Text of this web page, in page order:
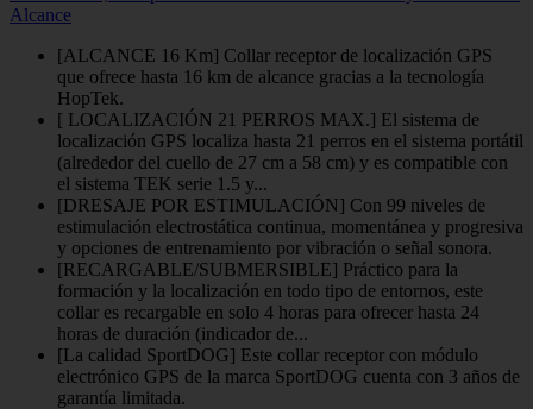
Alcance
[ALCANCE 16 Km] Collar receptor de localización GPS
que ofrece hasta 16 km de alcance gracias a la tecnología
HopTek.
[ LOCALIZACIÓN 21 PERROS MAX.] El sistema de
localización GPS localiza hasta 21 perros en el sistema portátil
(alrededor del cuello de 27 cm a 58 cm) y es compatible con
el sistema TEK serie 1.5 y...
[DRESAJE POR ESTIMULACIÓN] Con 99 niveles de
estimulación electrostática continua, momentánea y progresiva
y opciones de entrenamiento por vibración o señal sonora.
[RECARGABLE/SUBMERSIBLE] Práctico para la
formación y la localización en todo tipo de entornos, este
collar es recargable en solo 4 horas para ofrecer hasta 24
horas de duración (indicador de...
[La calidad SportDOG] Este collar receptor con módulo
electrónico GPS de la marca SportDOG cuenta con 3 años de
garantía limitada.